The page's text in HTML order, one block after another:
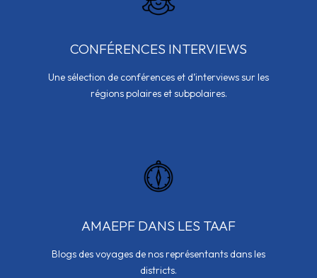
CONFÉRENCES INTERVIEWS
Une sélection de conférences et d’interviews sur les
régions polaires et subpolaires.
AMAEPF DANS LES TAAF
Blogs des voyages de nos représentants dans les
districts.